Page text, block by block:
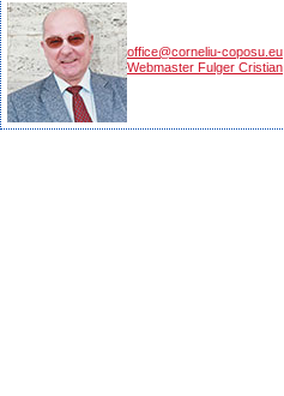
office@corneliu-coposu.eu
Webmaster Fulger Cristian